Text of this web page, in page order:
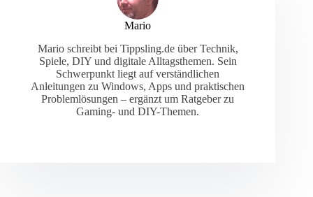
Mario
Mario schreibt bei Tippsling.de über Technik,
Spiele, DIY und digitale Alltagsthemen. Sein
Schwerpunkt liegt auf verständlichen
Anleitungen zu Windows, Apps und praktischen
Problemlösungen – ergänzt um Ratgeber zu
Gaming- und DIY-Themen.